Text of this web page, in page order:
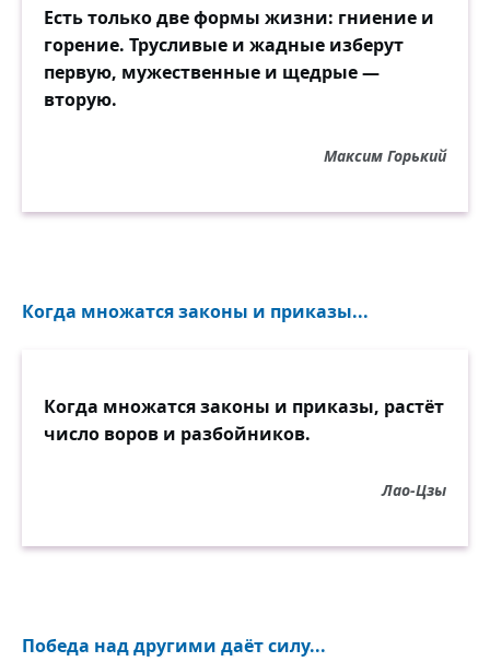
Есть только две формы жизни: гниение и
горение. Трусливые и жадные изберут
первую, мужественные и щедрые —
вторую.
Максим Горький
Когда множатся законы и приказы...
Когда множатся законы и приказы, растёт
число воров и разбойников.
Лао-Цзы
Победа над другими даёт силу...